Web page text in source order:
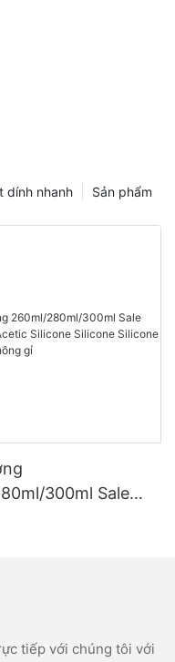
Sản phẩm
dính nhanh
300ml Sale
tiếp với chúng tôi với